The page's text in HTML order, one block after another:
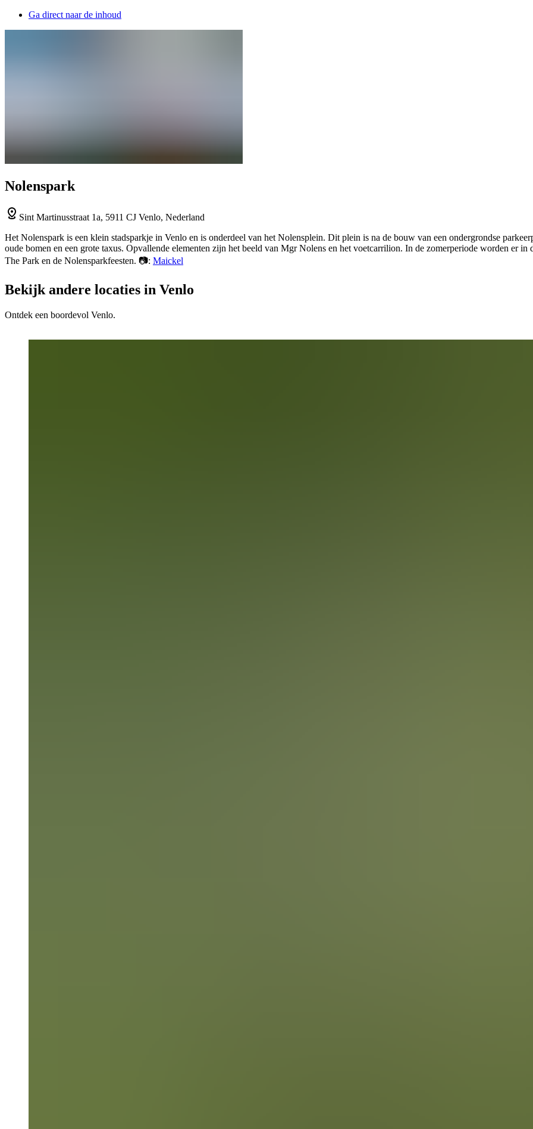
Ga direct naar de inhoud
Nolenspark
Sint Martinusstraat 1a, 5911 CJ Venlo, Nederland
Het Nolenspark is een klein stadsparkje in Venlo en is onderdeel van het Nolensplein. Dit plein is na de bouw van een ondergrondse
oude bomen en een grote taxus. Opvallende elementen zijn het beeld van Mgr Nolens en het voetcarrilion. In de zomerperiode worden er
The Park en de Nolensparkfeesten. 📷: Maickel
Bekijk andere locaties in Venlo
Ontdek een boordevol Venlo.